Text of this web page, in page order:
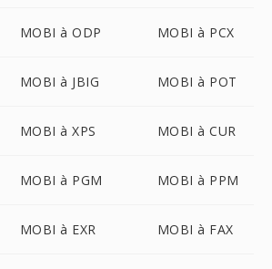
MOBI à ODP MOBI à PCX
MOBI à JBIG MOBI à POT
MOBI à XPS MOBI à CUR
MOBI à PGM MOBI à PPM
MOBI à EXR MOBI à FAX